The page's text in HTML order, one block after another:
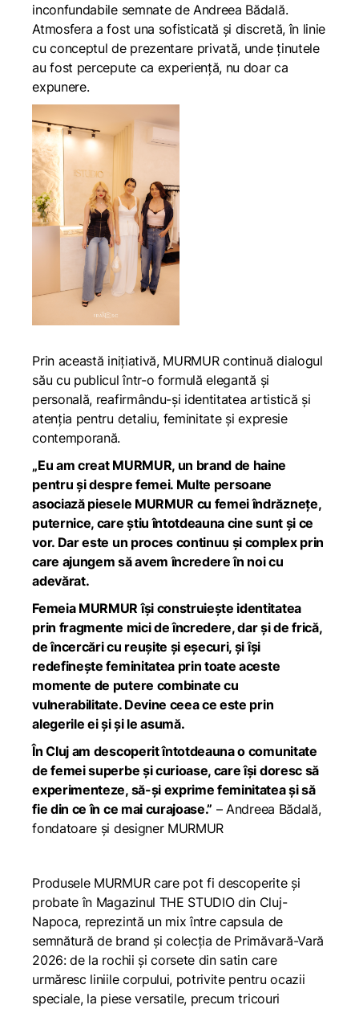
inconfundabile semnate de Andreea Bădală.
Atmosfera a fost una sofisticată și discretă, în linie
cu conceptul de prezentare privată, unde ținutele
au fost percepute ca experiență, nu doar ca
expunere.
Prin această inițiativă, MURMUR continuă dialogul
său cu publicul într-o formulă elegantă și
personală, reafirmându-și identitatea artistică și
atenția pentru detaliu, feminitate și expresie
contemporană.
„Eu am creat MURMUR, un brand de haine
pentru și despre femei. Multe persoane
asociază piesele MURMUR cu femei îndrăznețe,
puternice, care știu întotdeauna cine sunt și ce
vor. Dar este un proces continuu și complex prin
care ajungem să avem încredere în noi cu
adevărat.
Femeia MURMUR își construiește identitatea
prin fragmente mici de încredere, dar și de frică,
de încercări cu reușite și eșecuri, și își
redefinește feminitatea prin toate aceste
momente de putere combinate cu
vulnerabilitate. Devine ceea ce este prin
alegerile ei și și le asumă.
În Cluj am descoperit întotdeauna o comunitate
de femei superbe și curioase, care își doresc să
experimenteze, să-și exprime feminitatea și să
fie din ce în ce mai curajoase.” – Andreea Bădală,
fondatoare și designer MURMUR
Produsele MURMUR care pot fi descoperite și
probate în Magazinul THE STUDIO din Cluj-
Napoca, reprezintă un mix între capsula de
semnătură de brand și colecția de Primăvară-Vară
2026: de la rochii și corsete din satin care
urmăresc liniile corpului, potrivite pentru ocazii
speciale, la piese versatile, precum tricouri